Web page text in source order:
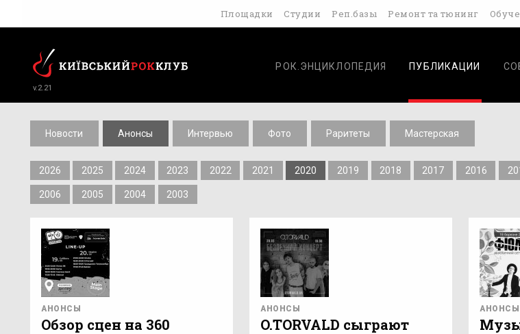
Площадки Студии Реп.базы Ремонт та тюнинг
v.2.21
РОК.ЭНЦИКЛОПЕДИЯ ПУБЛИКАЦИИ
Новости Анонсы Интервью Фото Раритеты Мастерская
2026 2025 2024 2023 2022 2021 2020 2019 2018 2017 2016
2006 2005 2004 2003
АНОНСЫ
Обзор сцен на 360
АНОНСЫ
O.TORVALD сыграют
АНОНСЫ